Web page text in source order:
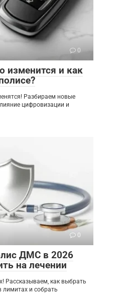
0
изменится и как
Разбираем новые
цифровизации и
0
ДМС в 2026
на лечении
Рассказываем, как выбрать
и собрать